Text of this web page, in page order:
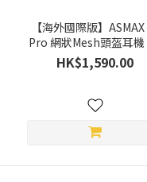
【海外國際版】
Pro 網狀Mesh頭盔耳機
廠提供2年保用)
HK$1,590.00